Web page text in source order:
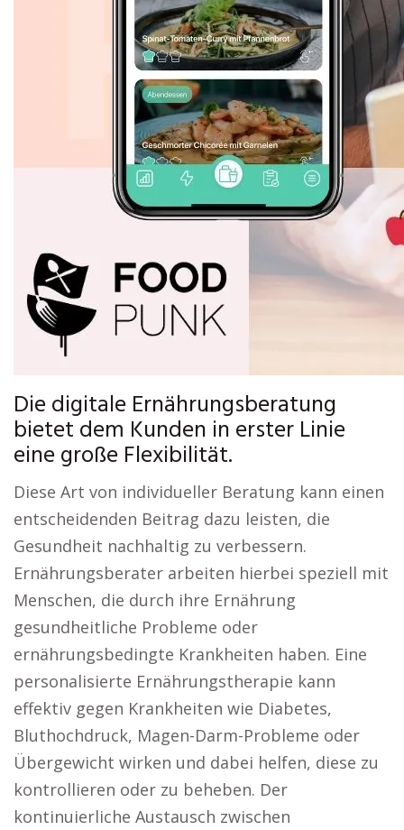
Die digitale Ernährungsberatung
bietet dem Kunden in erster Linie
eine große Flexibilität.
Diese Art von individueller Beratung kann einen
entscheidenden Beitrag dazu leisten, die
Gesundheit nachhaltig zu verbessern.
Ernährungsberater arbeiten hierbei speziell mit
Menschen, die durch ihre Ernährung
gesundheitliche Probleme oder
ernährungsbedingte Krankheiten haben. Eine
personalisierte Ernährungstherapie kann
effektiv gegen Krankheiten wie Diabetes,
Bluthochdruck, Magen-Darm-Probleme oder
Übergewicht wirken und dabei helfen, diese zu
kontrollieren oder zu beheben. Der
kontinuierliche Austausch zwischen